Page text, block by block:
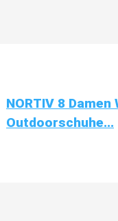
NORTIV 8
Outdoorschuhe...